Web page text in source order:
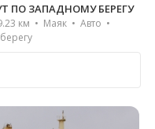
ПО ЗАПАДНОМУ БЕРЕГУ
км • Маяк • Авто •